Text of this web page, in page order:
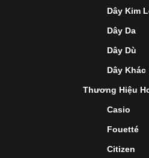
Dây Kim
Dây Da
Dây Dù
Dây Khác
Thương Hiệu
Casio
Fouetté
Citizen